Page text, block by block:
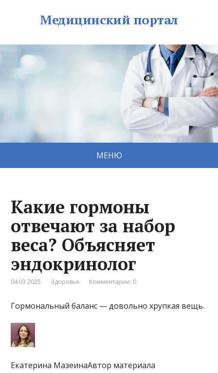
Медицинский портал
МЕНЮ
Какие гормоны
отвечают за набор
веса? Объясняет
эндокринолог
04.03.2025 Здоровье Комментарии: 0
Гормональный баланс — довольно хрупкая вещь.
Екатерина МазеинаАвтор материала